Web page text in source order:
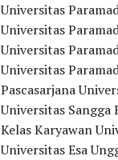
Universitas
Universitas
Universitas
Universitas
Pascasarjana
Universitas Sangga
Kelas Karyawan
Universitas Esa